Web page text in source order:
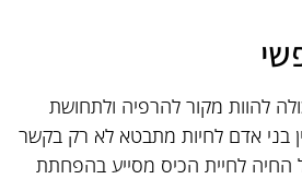
להוות מקור להרפיה ולתחושת
בני אדם לחיות מתבטא לא רק בקשר
לחיית הכיס מסייע בהפחתת